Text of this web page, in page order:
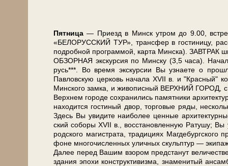
Пят­ни­ца — При­езд в Минск утром до 9.00,
«БЕЛОРУССКИЙ ТУР», транс­фер в го­сти­ни­цу,
по­дроб­ной про­грам­мой, кар­та Мин­ска). ЗАВ­ТРАК
ОБЗОРНАЯ экскурсия по Мин­ску (3,5 ча­са).
русь***. Во вре­мя экс­кур­сии Вы узна­е­те о
Павловскую цер­ковь на­ча­ла ХVII в. и "Крас­ный"
Мин­ско­го зам­ка, и жи­во­пис­ный ВЕРХНИЙ ГОРОД, с
Верх­нем го­ро­де со­хра­ни­лись па­мят­ни­ки
на­хо­дит­ся го­сти­ный двор, тор­го­вые ря­ды,
Здесь Вы уви­ди­те наи­бо­лее цен­ные
ский со­бо­ры ХVII в., вос­ста­нов­лен­ную Ратушу;
род­ско­го ма­ги­стра­та, тра­ди­ци­ях
фо­не мно­го­чис­лен­ных улич­ных скульп­тур —
Да­лее пе­ред Ва­шим взо­ром пред­ста­нут
зда­ния эпо­хи кон­ст­рук­ти­виз­ма, зна­ме­ни­тый